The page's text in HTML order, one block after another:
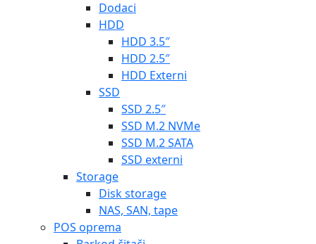
Dodaci
HDD
HDD 3.5″
HDD 2.5″
HDD Externi
SSD
SSD 2.5″
SSD M.2 NVMe
SSD M.2 SATA
SSD externi
Storage
Disk storage
NAS, SAN, tape
POS oprema